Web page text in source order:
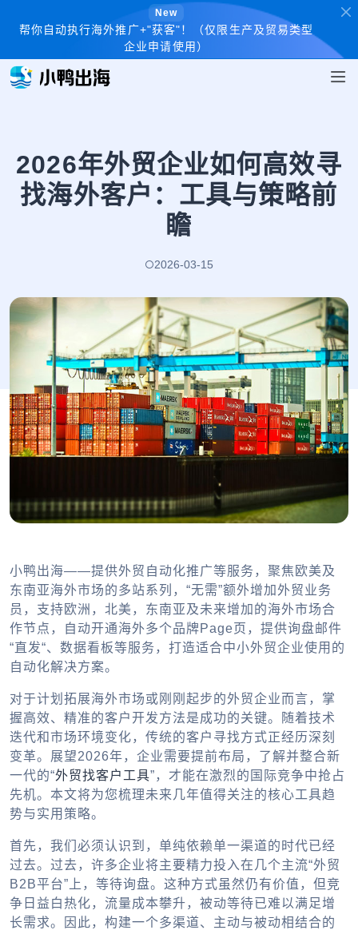
New
帮你自动执行海外推广+"获客"！（仅限生产及贸易类型
企业申请使用）
2026年外贸企业如何高效寻
找海外客户：工具与策略前
瞻
2026-03-15
小鸭出海——提供外贸自动化推广等服务，聚焦欧美及
东南亚海外市场的多站系列，“无需”额外增加外贸业务
员，支持欧洲，北美，东南亚及未来增加的海外市场合
作节点，自动开通海外多个品牌Page页，提供询盘邮件
“直发“、数据看板等服务，打造适合中小外贸企业使用的
自动化解决方案。
对于计划拓展海外市场或刚刚起步的外贸企业而言，掌
握高效、精准的客户开发方法是成功的关键。随着技术
迭代和市场环境变化，传统的客户寻找方式正经历深刻
变革。展望2026年，企业需要提前布局，了解并整合新
一代的“外贸找客户工具”，才能在激烈的国际竞争中抢占
先机。本文将为您梳理未来几年值得关注的核心工具趋
势与实用策略。
首先，我们必须认识到，单纯依赖单一渠道的时代已经
过去。过去，许多企业将主要精力投入在几个主流“外贸
B2B平台”上，等待询盘。这种方式虽然仍有价值，但竞
争日益白热化，流量成本攀升，被动等待已难以满足增
长需求。因此，构建一个多渠道、主动与被动相结合的